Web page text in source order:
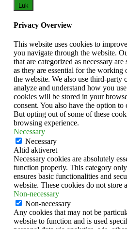
Luk
Privacy Overview
This website uses cookies to
you navigate through the website.
that are categorized as necessary
as they are essential for the
the website. We also use third-party
analyze and understand how you
cookies will be stored in your
consent. You also have the option to
But opting out of some of these
browsing experience.
Necessary
Necessary
Altid aktiveret
Necessary cookies are absolutely
function properly. This category
ensures basic functionalities and
website. These cookies do not store
Non-necessary
Non-necessary
Any cookies that may not be
website to function and is used